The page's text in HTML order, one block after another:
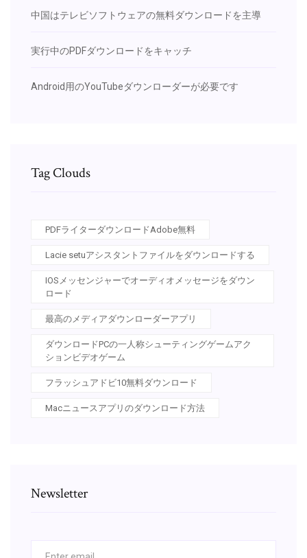
中国はテレビソフトウェアの無料ダウンロードを主導
実行中のPDFダウンロードをキャッチ
Android用のYouTubeダウンローダーが必要です
Tag Clouds
PDFライターダウンロードAdobe無料
Lacie setuアシスタントファイルをダウンロードする
IOSメッセンジャーでオーディオメッセージをダウン
ロード
最高のメディアダウンローダーアプリ
ダウンロードPCの一人称シューティングゲームアク
ションビデオゲーム
フラッシュアドビ10無料ダウンロード
Macニュースアプリのダウンロード方法
Newsletter